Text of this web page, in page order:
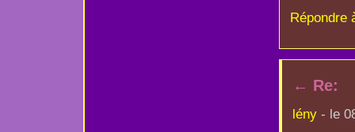
Répondre
← Re:
lény- le